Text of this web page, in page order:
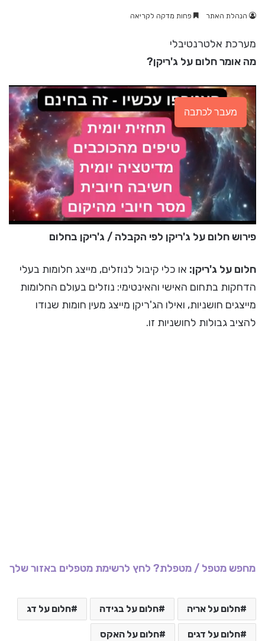
הנהלת האתר פחות מדקה לקריאה
מערכת אלטרנטיבלי
מה אומר חלום על ג'ריקן?
מעבר לכתבה
פירוש חלום על ג'ריקן לפי הקבלה / ג'ריקן בחלום
חלום על ג'ריקן: או כלי קיבול לנוזלים, מייצג חלומות בעלי
הדחקות בתחום האישי והאינטימי: נוזלים בעולם החלומות
מייצגים חושניות, ואילו הג'ריקן מייצג מעין חומות שנודו
להציב גבולות לחושניות זו.
מחפש מטפל / מטפלת? לחץ לרשימת מטפלים באזור שלך
חלום על אריה חלום על בגידה חלום על דג
חלום על דגים חלום על האקס